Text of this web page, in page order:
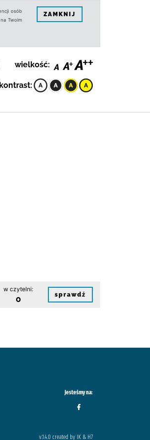
osób
Twoim
ZAMKNIJ
wielkość:
kontrast:
w czytelni:
0 sprawdź
Jesteśmy na:
v.1.4.0 created by IK & H7